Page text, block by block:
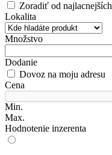
Zoradiť od najlacnejších
Lokalita
Množstvo
Dodanie
Dovoz na moju adresu
Cena
Min.
Max.
Hodnotenie inzerenta